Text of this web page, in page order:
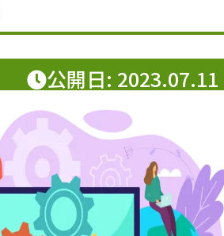
公開日: 2023.07.11